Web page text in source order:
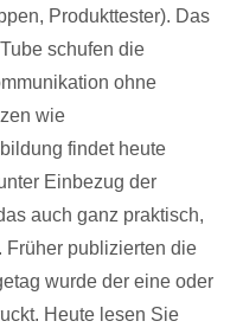
Produkttester). Das
schufen die
ohne
wie
findet heute
Einbezug der
auch ganz praktisch,
publizierten die
wurde der eine oder
Heute lesen Sie